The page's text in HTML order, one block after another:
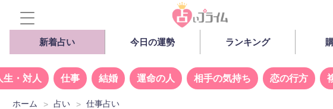
新着占い 今日の運勢 ランキング
生・対人 仕事 結婚 運命の人 相手の気持ち 恋の行方
ホーム 占い 仕事占い